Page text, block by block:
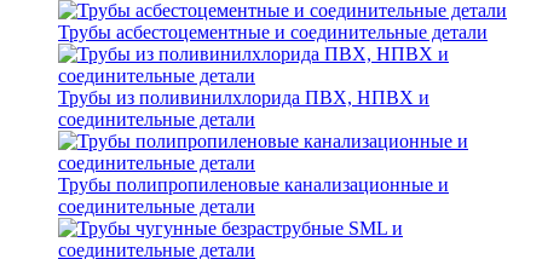
Трубы асбестоцементные и соединительные детали
Трубы из поливинилхлорида ПВХ, НПВХ и
соединительные детали
Трубы полипропиленовые канализационные и
соединительные детали